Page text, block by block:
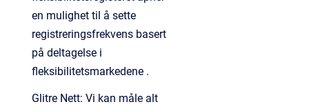
en mulighet til å sette
registreringsfrekvens basert
på deltagelse i
fleksibilitetsmarkedene .
Glitre Nett: Vi kan måle alt